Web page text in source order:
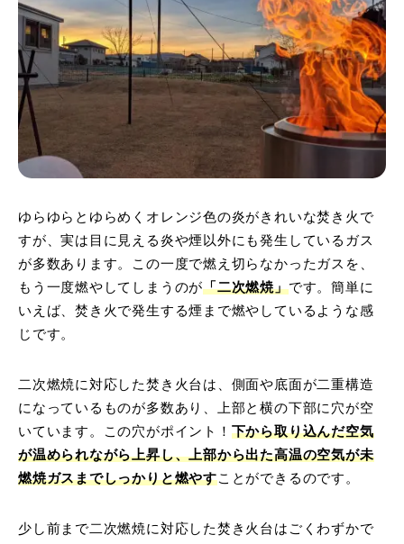
ゆらゆらとゆらめくオレンジ色の炎がきれいな焚き火で
すが、実は目に見える炎や煙以外にも発生しているガス
が多数あります。この一度で燃え切らなかったガスを、
もう一度燃やしてしまうのが「二次燃焼」です。簡単に
いえば、焚き火で発生する煙まで燃やしているような感
じです。
二次燃焼に対応した焚き火台は、側面や底面が二重構造
になっているものが多数あり、上部と横の下部に穴が空
いています。この穴がポイント！ 下から取り込んだ空気
が温められながら上昇し、上部から出た高温の空気が未
燃焼ガスまでしっかりと燃やすことができるのです。
少し前まで二次燃焼に対応した焚き火台はごくわずかで